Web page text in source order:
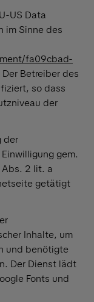
US Data
im Sinne des
fa09cbad-
Der Betreiber des
so dass
der
der
gem.
2 lit. a
getätigt
Inhalte, um
und benötigte
Der Dienst lädt
Fonts und